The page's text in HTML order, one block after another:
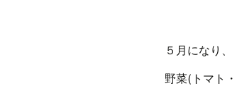
５月になり、
野菜(トマト